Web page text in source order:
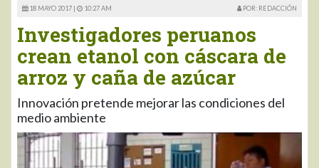
18 MAYO 2017 | 10:27 AM POR: REDACCIÓN
Investigadores peruanos
crean etanol con cáscara de
arroz y caña de azúcar
Innovación pretende mejorar las condiciones del
medio ambiente